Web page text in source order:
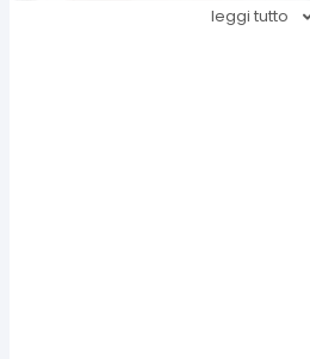
leggi tutto